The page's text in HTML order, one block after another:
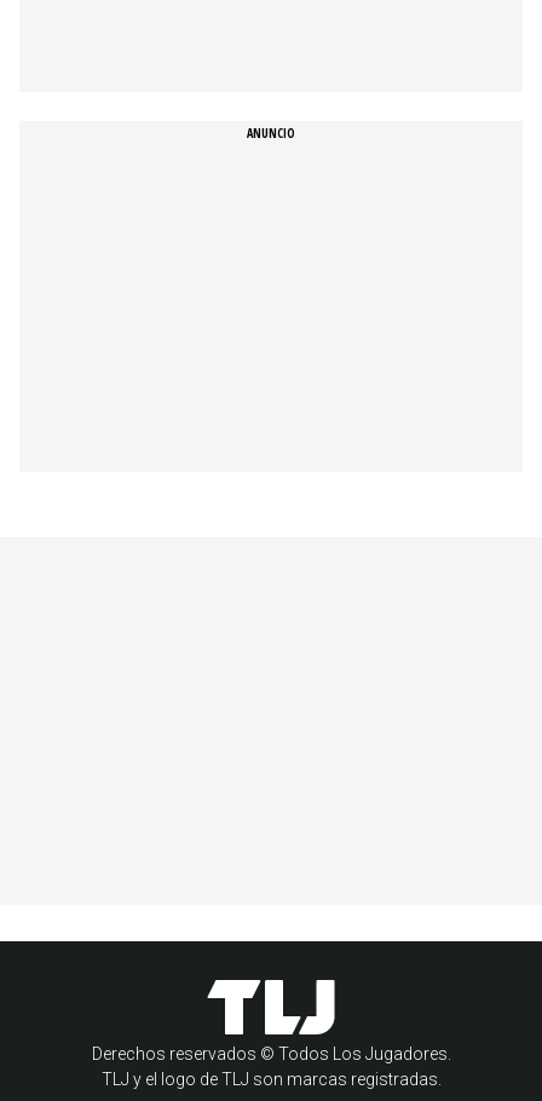
Derechos reservados © Todos Los Jugadores.
TLJ y el logo de TLJ son marcas registradas.